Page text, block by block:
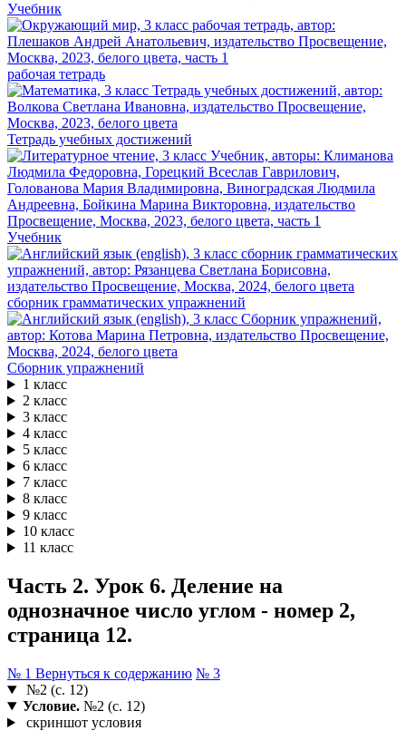
Учебник
рабочая тетрадь
Тетрадь учебных достижений
Учебник
сборник грамматических упражнений
Сборник упражнений
1 класс
2 класс
3 класс
4 класс
5 класс
6 класс
7 класс
8 класс
9 класс
10 класс
11 класс
Часть 2. Урок 6. Деление на
однозначное число углом - номер 2,
страница 12.
№ 1 Вернуться к содержанию № 3
№2 (с. 12)
Условие.№2 (с. 12)
скриншот условия